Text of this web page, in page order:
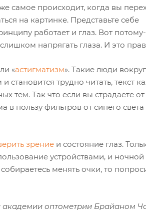
самое происходит, когда вы
на картинке. Представьте себе
работает и глаз. Вот
напрягать глаза. И это
«астигматизм». Такие люди вокруг
трудно читать, текст
тем. Так что если вы страдаете от
в пользу фильтров от синего света
зрение и состояние глаз.
устройствами, и
менять очки, то
оптометрии Брайаном